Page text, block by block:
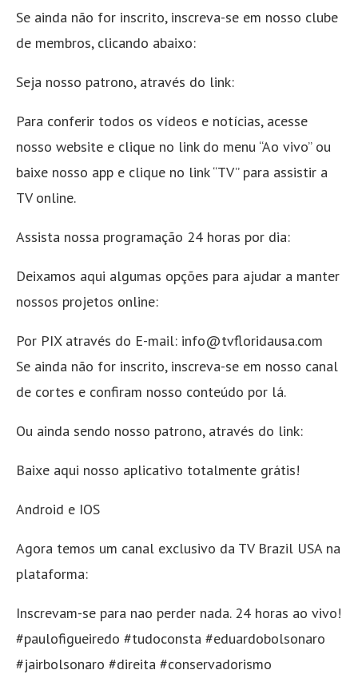
Se ainda não for inscrito, inscreva-se em nosso clube
de membros, clicando abaixo:
Seja nosso patrono, através do link:
Para conferir todos os vídeos e notícias, acesse
nosso website e clique no link do menu “Ao vivo” ou
baixe nosso app e clique no link “TV” para assistir a
TV online.
Assista nossa programação 24 horas por dia:
Deixamos aqui algumas opções para ajudar a manter
nossos projetos online:
Por PIX através do E-mail: info@tvfloridausa.com
Se ainda não for inscrito, inscreva-se em nosso canal
de cortes e confiram nosso conteúdo por lá.
Ou ainda sendo nosso patrono, através do link:
Baixe aqui nosso aplicativo totalmente grátis!
Android e IOS
Agora temos um canal exclusivo da TV Brazil USA na
plataforma:
Inscrevam-se para nao perder nada. 24 horas ao vivo!
#paulofigueiredo #tudoconsta #eduardobolsonaro
#jairbolsonaro #direita #conservadorismo